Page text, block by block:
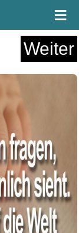
≡
Weiter